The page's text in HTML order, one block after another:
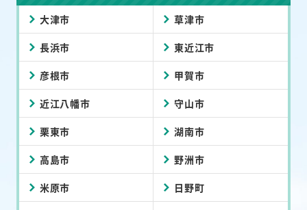
大津市 草津市
長浜市 東近江市
彦根市 甲賀市
近江八幡市 守山市
栗東市 湖南市
高島市 野洲市
米原市 日野町